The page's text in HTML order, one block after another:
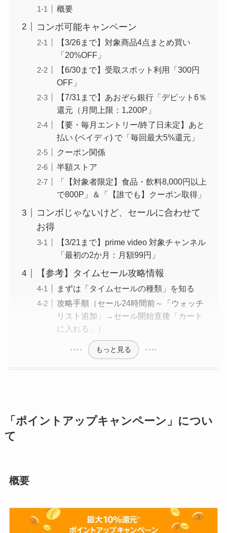
第一生命支店
Amazon Photo
タイムセールが通常会員よ
りお得
その他メリット多数
意外と知られていない？
同居家族を
として登録
追加費用なしで「お急ぎ
便、日時指定無料」を共有
（手順はコチラ）
概要
コンボ可能キャンペーン
【3/26まで】対象商品4点まとめ買い
「20%OFF」
【6/30まで】受取スポット利用「300円
OFF」
【7/31まで】あおぞら銀行「デビット6％
還元（月間上限：1,200P」
【要・毎月エントリー/終了日未定】あと
払い (ペイディ) で「毎回最大5%還元」
クーポン関係
半額ストア
「【対象者限定】食品・飲料8,000円以上
で800P」＆「【誰でも】クーポン取得」
コンボじゃないけど、セールに合わせて
お得
【3/21まで】prime video 対象チャンネル
「最初の2か月：月額99円」
【参考】タイムセール攻略情報
まずは「タイムセールの種類」を知る
攻略手順（セール24時間前～「ウォッチ
リスト追加」→セール開始直後「カート
に入れる」）
もっと見る
「ポイントアップキャンペーン」につい
て
概要